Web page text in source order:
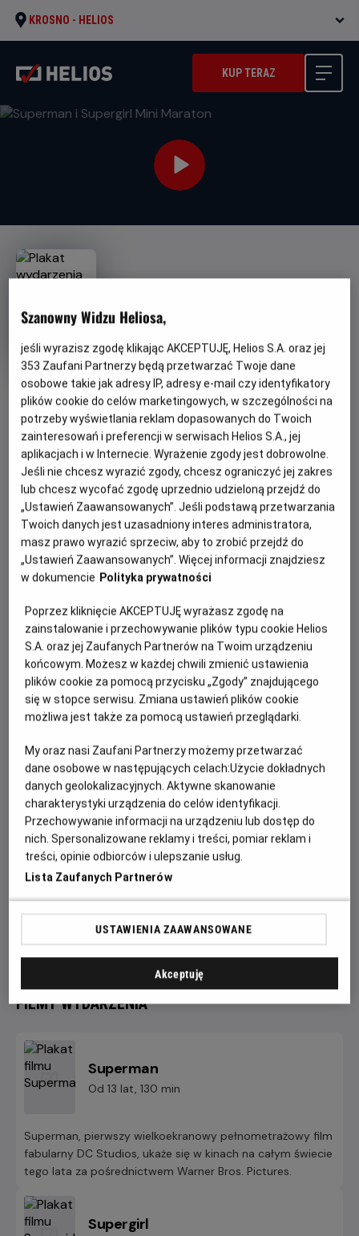
KROSNO - HELIOS
KUP TERAZ
OBSERWUJ
Superman i Supergirl Mini
Maraton
Gatunek
Fantasy / Akcja
Minimalny
wiek
Od 15 lat
Czas
trwania
238 min
OPIS WYDARZENIA
Nocne Maratony Filmowe Helios prezentują mini
maraton z filmami SUPERMAN i SUPERGIRL!
W piątek26 czerwca, kina Helios zapraszają do świata
superbohaterów spod znaku DC! Na początek pierwszy,
wielkoekranowy, pełnometrażowy film fabularny DC Studios:
! Po chwili przerwy, premierowo
„SUPERGIRL”! Milly Alcock gra w nim podwójną rolę
Supergirl i Kary Zor-El. Kiedy nieoczekiwany i bezwzględny
przeciwnik atakuje niebezpiecznie blisko domu, Kara Zor-El,
znana też jako Supergirl, niechętnie łączy siły z
zaskakującym towarzyszem w pełnej przygód,
międzygalaktycznej podróży w poszukiwaniu zemsty i
sprawiedliwości.
Start:26.06.2026, godz. 20.00;Meta:27.06.2026 r. około
godz. 0:15
Zagramy:
SUPERMAN
SUPERGIRL(PREMIEROWO! )
Jesteśmy przekonani, że taka mieszanka zapierającej dech
w piersiach akcji, humoru i wzruszeń, jeszcze długo po
powrocie do domu nie pozwoli Wam zasnąć. Czy jesteście
na to gotowi?
FILMY WYDARZENIA
Superman
Od 13 lat, 130 min
Superman, pierwszy wielkoekranowy pełnometrażowy film
fabularny DC Studios, ukaże się w kinach na całym świecie
tego lata za pośrednictwem Warner Bros. Pictures.
Supergirl
Szanowny Widzu Heliosa,
jeśli wyrazisz zgodę klikając AKCEPTUJĘ, Helios S.A. oraz jej
353 Zaufani Partnerzy będą przetwarzać Twoje dane
osobowe takie jak adresy IP, adresy e-mail czy identyfikatory
plików cookie do celów marketingowych, w szczególności na
potrzeby wyświetlania reklam dopasowanych do Twoich
zainteresowań i preferencji w serwisach Helios S.A., jej
aplikacjach i w Internecie. Wyrażenie zgody jest dobrowolne.
Jeśli nie chcesz wyrazić zgody, chcesz ograniczyć jej zakres
lub chcesz wycofać zgodę uprzednio udzieloną przejdź do
„Ustawień Zaawansowanych”. Jeśli podstawą przetwarzania
Twoich danych jest uzasadniony interes administratora,
masz prawo wyrazić sprzeciw, aby to zrobić przejdź do
„Ustawień Zaawansowanych”. Więcej informacji znajdziesz
w dokumencie Polityka prywatności
Poprzez kliknięcie AKCEPTUJĘ wyrażasz zgodę na
zainstalowanie i przechowywanie plików typu cookie Helios
S.A. oraz jej Zaufanych Partnerów na Twoim urządzeniu
końcowym. Możesz w każdej chwili zmienić ustawienia
plików cookie za pomocą przycisku „Zgody” znajdującego
się w stopce serwisu. Zmiana ustawień plików cookie
możliwa jest także za pomocą ustawień przeglądarki.
My oraz nasi Zaufani Partnerzy możemy przetwarzać
dane osobowe w następujących celach:Użycie dokładnych
danych geolokalizacyjnych. Aktywne skanowanie
charakterystyki urządzenia do celów identyfikacji.
Przechowywanie informacji na urządzeniu lub dostęp do
nich. Spersonalizowane reklamy i treści, pomiar reklam i
treści, opinie odbiorców i ulepszanie usług.
Lista Zaufanych Partnerów
USTAWIENIA ZAAWANSOWANE
Akceptuję